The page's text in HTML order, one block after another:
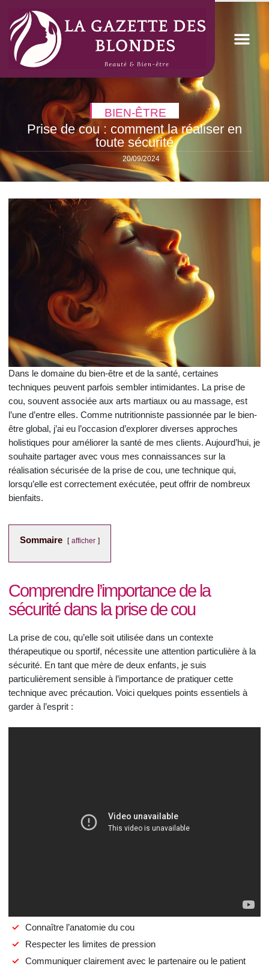
BIEN-ÊTRE
Prise de cou : comment la réaliser en
toute sécurité
20/09/2024
Dans le domaine du bien-être et de la santé, certaines
techniques peuvent parfois sembler intimidantes. La prise de
cou, souvent associée aux arts martiaux ou au massage, est
l’une d’entre elles. Comme nutritionniste passionnée par le bien-
être global, j’ai eu l’occasion d’explorer diverses approches
holistiques pour améliorer la santé de mes clients. Aujourd’hui, je
souhaite partager avec vous mes connaissances sur la
réalisation sécurisée de la prise de cou, une technique qui,
lorsqu’elle est correctement exécutée, peut offrir de nombreux
bienfaits.
Sommaire afficher
Comprendre l’importance de la
sécurité dans la prise de cou
La prise de cou, qu’elle soit utilisée dans un contexte
thérapeutique ou sportif, nécessite une attention particulière à la
sécurité. En tant que mère de deux enfants, je suis
particulièrement sensible à l’importance de pratiquer cette
technique avec précaution. Voici quelques points essentiels à
garder à l’esprit :
Connaître l’anatomie du cou
Respecter les limites de pression
Communiquer clairement avec le partenaire ou le patient